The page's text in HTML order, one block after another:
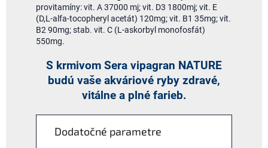
provitamíny: vit. A 37000 mj; vit. D3 1800mj; vit. E
(D,L-alfa-tocopheryl acetát) 120mg; vit. B1 35mg; vit.
B2 90mg; stab. vit. C (L-askorbyl monofosfát)
550mg.
S krmivom Sera vipagran NATURE
budú vaše akváriové ryby zdravé,
vitálne a plné farieb.
Dodatočné parametre